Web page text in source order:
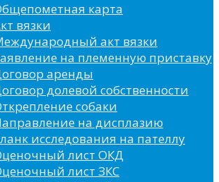
карта
вязки
акт вязки
на племенную приставку
аренды
долевой собственности
собаки
на дисплазию
исследования на пателлу
лист ОКД
лист ЗКС